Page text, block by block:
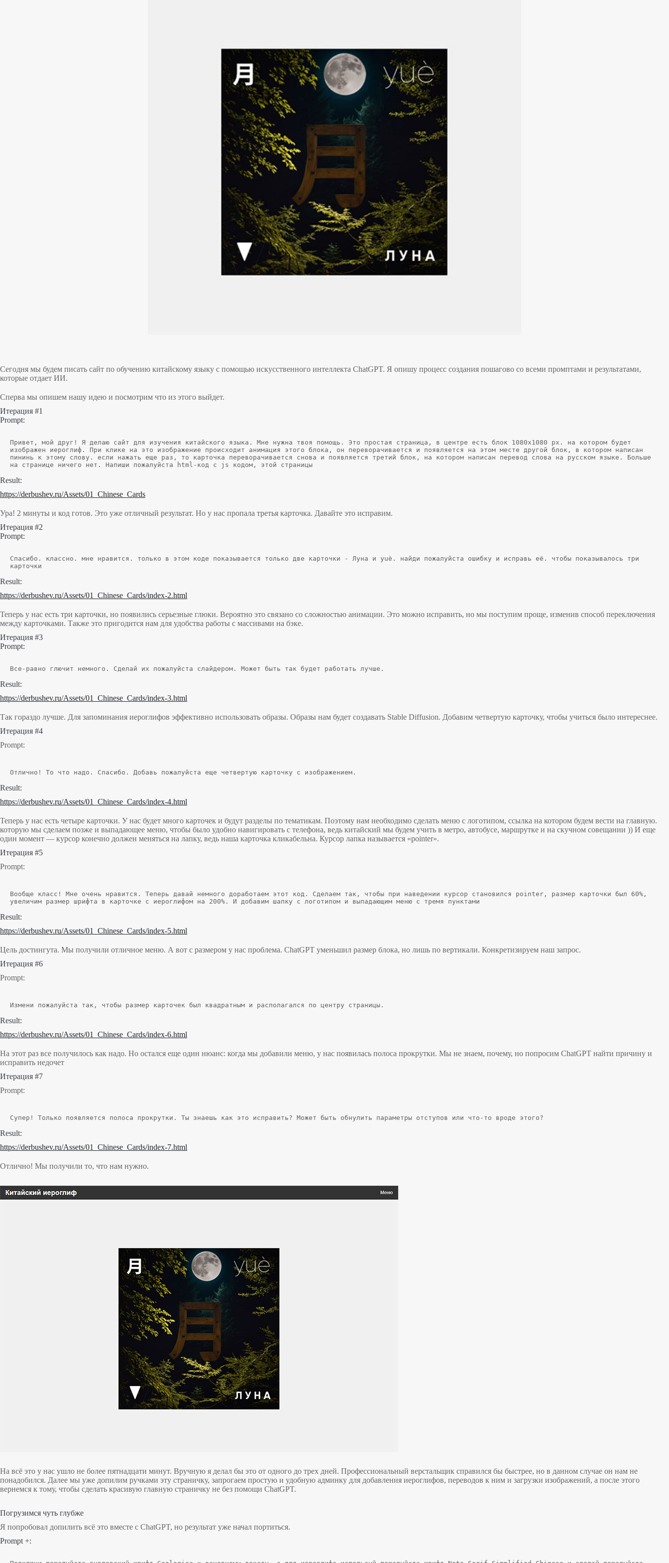
Сегодня мы будем писать сайт по обучению китайскому языку с помощью искусственного интеллекта ChatGPT. Я опишу процесс создания пошагово со всеми промптами и результатами,
которые отдает ИИ.
Сперва мы опишем нашу идею и посмотрим что из этого выйдет.
Итерация #1
Prompt:
Привет, мой друг! Я делаю сайт для изучения китайского языка. Мне нужна твоя помощь. Это простая страница, в центре есть блок 1080х1080 px. на котором будет
изображен иероглиф. При клике на это изображение происходит анимация этого блока, он переворачивается и появляется на этом месте другой блок, в котором написан
пининь к этому слову. если нажать еще раз, то карточка переворачивается снова и появляется третий блок, на котором написан перевод слова на русском языке. Больше
на странице ничего нет. Напиши пожалуйста html-код c js кодом, этой страницы
Result:
https://derbushev.ru/Assets/01_Chinese_Cards
Ура! 2 минуты и код готов. Это уже отличный результат. Но у нас пропала третья карточка. Давайте это исправим.
Итерация #2
Prompt:
Спасибо. классно. мне нравится. только в этом коде показывается только две карточки - Луна и yuè. найди пожалуйста ошибку и исправь её. чтобы показывалось три
карточки
Result:
https://derbushev.ru/Assets/01_Chinese_Cards/index-2.html
Теперь у нас есть три карточки, но появились серьезные глюки. Вероятно это связано со сложностью анимации. Это можно исправить, но мы поступим проще, изменив способ переключения
между карточками. Также это пригодится нам для удобства работы с массивами на бэке.
Итерация #3
Prompt:
Все-равно глючит немного. Сделай их пожалуйста слайдером. Может быть так будет работать лучше.
Result:
https://derbushev.ru/Assets/01_Chinese_Cards/index-3.html
Так гораздо лучше. Для запоминания иероглифов эффективно использовать образы. Образы нам будет создавать Stable Diffusion. Добавим четвертую карточку, чтобы учиться было интереснее.
Итерация #4
Prompt:
Отлично! То что надо. Спасибо. Добавь пожалуйста еще четвертую карточку с изображением.
Result:
https://derbushev.ru/Assets/01_Chinese_Cards/index-4.html
Теперь у нас есть четыре карточки. У нас будет много карточек и будут разделы по тематикам. Поэтому нам необходимо сделать меню с логотипом, ссылка на котором будем вести на главную.
которую мы сделаем позже и выпадающее меню, чтобы было удобно навигировать с телефона, ведь китайский мы будем учить в метро, автобусе, маршрутке и на скучном совещании )) И еще
один момент — курсор конечно должен меняться на лапку, ведь наша карточка кликабельна. Курсор лапка называется «pointer».
Итерация #5
Prompt:
Вообще класс! Мне очень нравится. Теперь давай немного доработаем этот код. Сделаем так, чтобы при наведении курсор становился pointer, размер карточки был 60%,
увеличим размер шрифта в карточке с иероглифом на 200%. И добавим шапку с логотипом и выпадающим меню с тремя пунктами
Result:
https://derbushev.ru/Assets/01_Chinese_Cards/index-5.html
Цель достингута. Мы получили отличное меню. А вот с размером у нас проблема. ChatGPT уменьшил размер блока, но лишь по вертикали. Конкретизируем наш запрос.
Итерация #6
Prompt:
Измени пожалуйста так, чтобы размер карточек был квадратным и располагался по центру страницы.
Result:
https://derbushev.ru/Assets/01_Chinese_Cards/index-6.html
На этот раз все получилось как надо. Но остался еще один нюанс: когда мы добавили меню, у нас появилась полоса прокрутки. Мы не знаем, почему, но попросим ChatGPT найти причину и
исправить недочет
Итерация #7
Prompt:
Супер! Только появляется полоса прокрутки. Ты знаешь как это исправить? Может быть обнулить параметры отступов или что-то вроде этого?
Result:
https://derbushev.ru/Assets/01_Chinese_Cards/index-7.html
Отлично! Мы получили то, что нам нужно.
На всё это у нас ушло не более пятнадцати минут. Вручную я делал бы это от одного до трех дней. Профессиональный верстальщик справился бы быстрее, но в данном случае он нам не
понадобился. Далее мы уже допилим ручками эту страничку, запрогаем простую и удобную админку для добавления иероглифов, переводов к ним и загрузки изображений, а после этого
вернемся к тому, чтобы сделать красивую главную страничку не без помощи ChatGPT.
Погрузимся чуть глубже
Я попробовал допилить всё это вместе с ChatGPT, но результат уже начал портиться.
Prompt +: